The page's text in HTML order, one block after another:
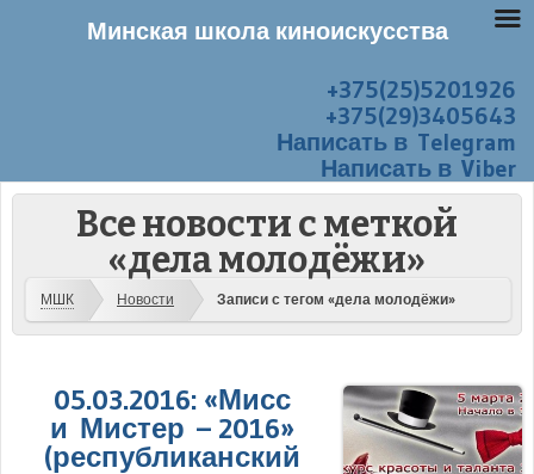
+375(25)5201926
+375(29)3405643
Написать в Telegram
Написать в Viber
Все новости с меткой
«дела молодёжи»
МШК Новости Записи с тегом «дела молодёжи»
05.03.2016: «Мисс
и Мистер – 2016»
(республиканский
Минская школа киноискусства